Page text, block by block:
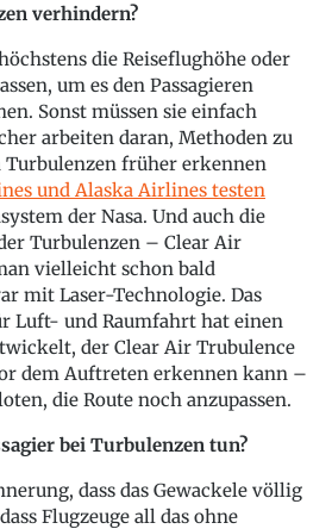
verhindern?
die Reiseflughöhe oder
um es den Passagieren
Sonst müssen sie einfach
arbeiten daran, Methoden zu
früher erkennen
und Alaska Airlines testen
der Nasa. Und auch die
Turbulenzen – Clear Air
vielleicht schon bald
mit Laser-Technologie. Das
Luft- und Raumfahrt hat einen
der Clear Air Trubulence
dem Auftreten erkennen kann –
die Route noch anzupassen.
bei Turbulenzen tun?
dass das Gewackele völlig
Flugzeuge all das ohne